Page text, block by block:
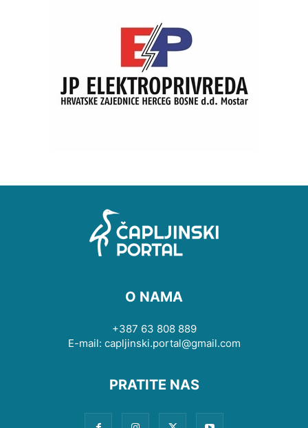
O NAMA
+387 63 808 889
E-mail: capljinski.portal@gmail.com
PRATITE NAS